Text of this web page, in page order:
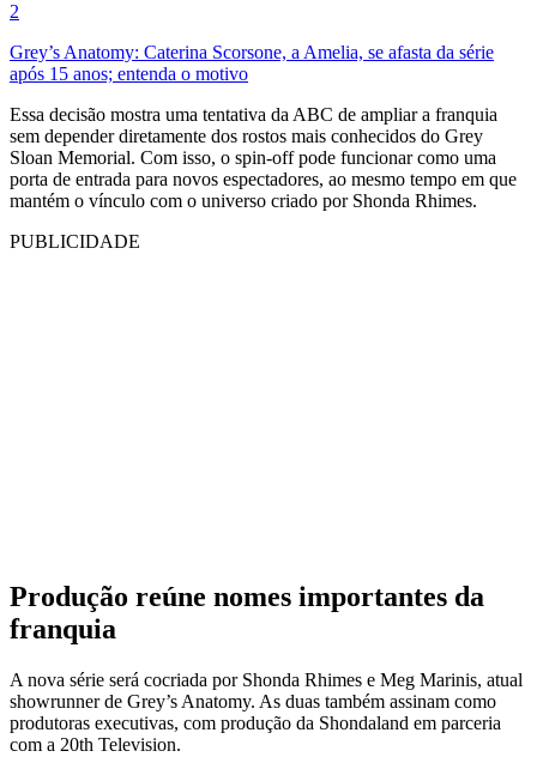
2
Grey’s Anatomy: Caterina Scorsone, a Amelia, se afasta da série
após 15 anos; entenda o motivo
Essa decisão mostra uma tentativa da ABC de ampliar a franquia
sem depender diretamente dos rostos mais conhecidos do Grey
Sloan Memorial. Com isso, o spin-off pode funcionar como uma
porta de entrada para novos espectadores, ao mesmo tempo em que
mantém o vínculo com o universo criado por Shonda Rhimes.
PUBLICIDADE
Produção reúne nomes importantes da
franquia
A nova série será cocriada por Shonda Rhimes e Meg Marinis, atual
showrunner de Grey’s Anatomy. As duas também assinam como
produtoras executivas, com produção da Shondaland em parceria
com a 20th Television.